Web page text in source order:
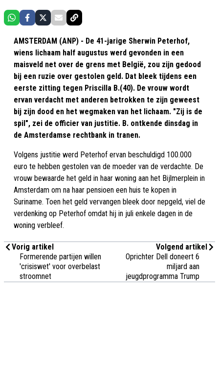
AMSTERDAM (ANP) - De 41-jarige Sherwin Peterhof,
wiens lichaam half augustus werd gevonden in een
maisveld net over de grens met België, zou zijn gedood
bij een ruzie over gestolen geld. Dat bleek tijdens een
eerste zitting tegen Priscilla B.(40). De vrouw wordt
ervan verdacht met anderen betrokken te zijn geweest
bij zijn dood en het wegmaken van het lichaam. "Zij is de
spil", zei de officier van justitie. B. ontkende dinsdag in
de Amsterdamse rechtbank in tranen.
Volgens justitie werd Peterhof ervan beschuldigd 100.000
euro te hebben gestolen van de moeder van de verdachte. De
vrouw bewaarde het geld in haar woning aan het Bijlmerplein in
Amsterdam om na haar pensioen een huis te kopen in
Suriname. Toen het geld vervangen bleek door nepgeld, viel de
verdenking op Peterhof omdat hij in juli enkele dagen in de
woning verbleef.
Vorig artikel
Formerende partijen willen
'crisiswet' voor overbelast
stroomnet
Volgend artikel
Oprichter Dell doneert 6
miljard aan
jeugdprogramma Trump